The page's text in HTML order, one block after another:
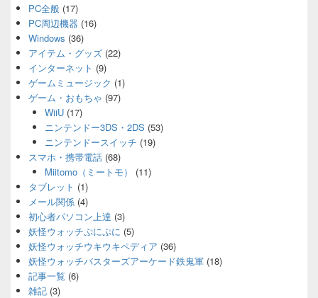
PC全般 (17)
PC周辺機器 (16)
Windows (36)
アイテム・グッズ (22)
インターネット (9)
ゲームミュージック (1)
ゲーム・おもちゃ (97)
WiiU(17)
ニンテンドー3DS・2DS (53)
ニンテンドースイッチ (19)
スマホ・携帯電話 (68)
Miitomo（ミートモ）
(11)
タブレット (1)
メール関係 (4)
初心者パソコン上達 (3)
妖怪ウォッチぷにぷに (5)
妖怪ウォッチウキウキペディア (36)
妖怪ウォッチバスターズアーケード鉄鬼軍 (18)
記事一覧 (6)
雑記 (3)